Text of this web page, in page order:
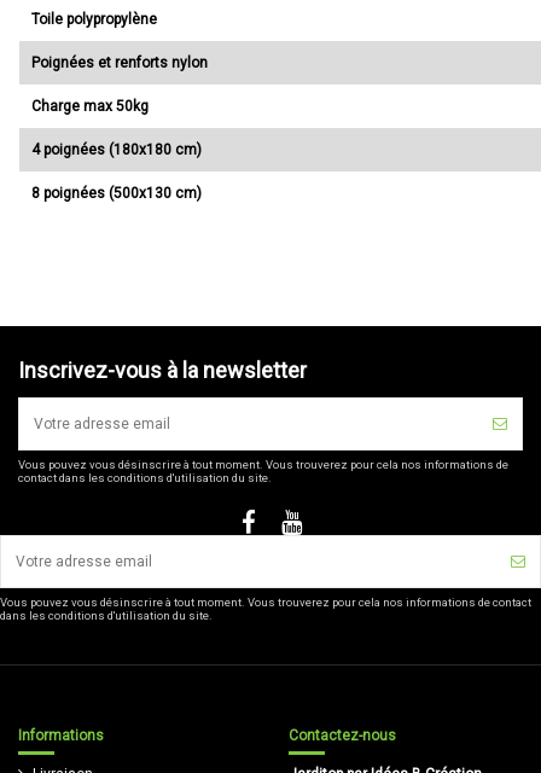
Toile polypropylène
Poignées et renforts nylon
Charge max 50kg
4 poignées (180x180 cm)
8 poignées (500x130 cm)
Inscrivez-vous à la newsletter
Vous pouvez vous désinscrire à tout moment. Vous trouverez pour cela nos informations de
contact dans les conditions d'utilisation du site.
Vous pouvez vous désinscrire à tout moment. Vous trouverez pour cela nos informations de contact
dans les conditions d'utilisation du site.
Informations Contactez-nous